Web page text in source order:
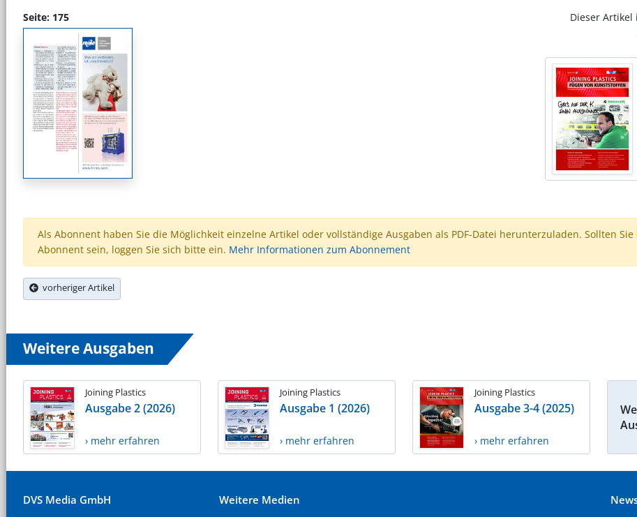
Seite: 175
Dieser Artikel
Als Abonnent haben Sie die Möglichkeit einzelne Artikel oder vollständige Ausgaben als PDF-Datei herunterzuladen. Sollten Sie
Abonnent sein, loggen Sie sich bitte ein. Mehr Informationen zum Abonnement
vorheriger Artikel
Weitere Ausgaben
Joining Plastics
Ausgabe 2 (2026)
› mehr erfahren
Joining Plastics
Ausgabe 1 (2026)
› mehr erfahren
Joining Plastics
Ausgabe 3-4 (2025)
› mehr erfahren
DVS Media GmbH Weitere Medien